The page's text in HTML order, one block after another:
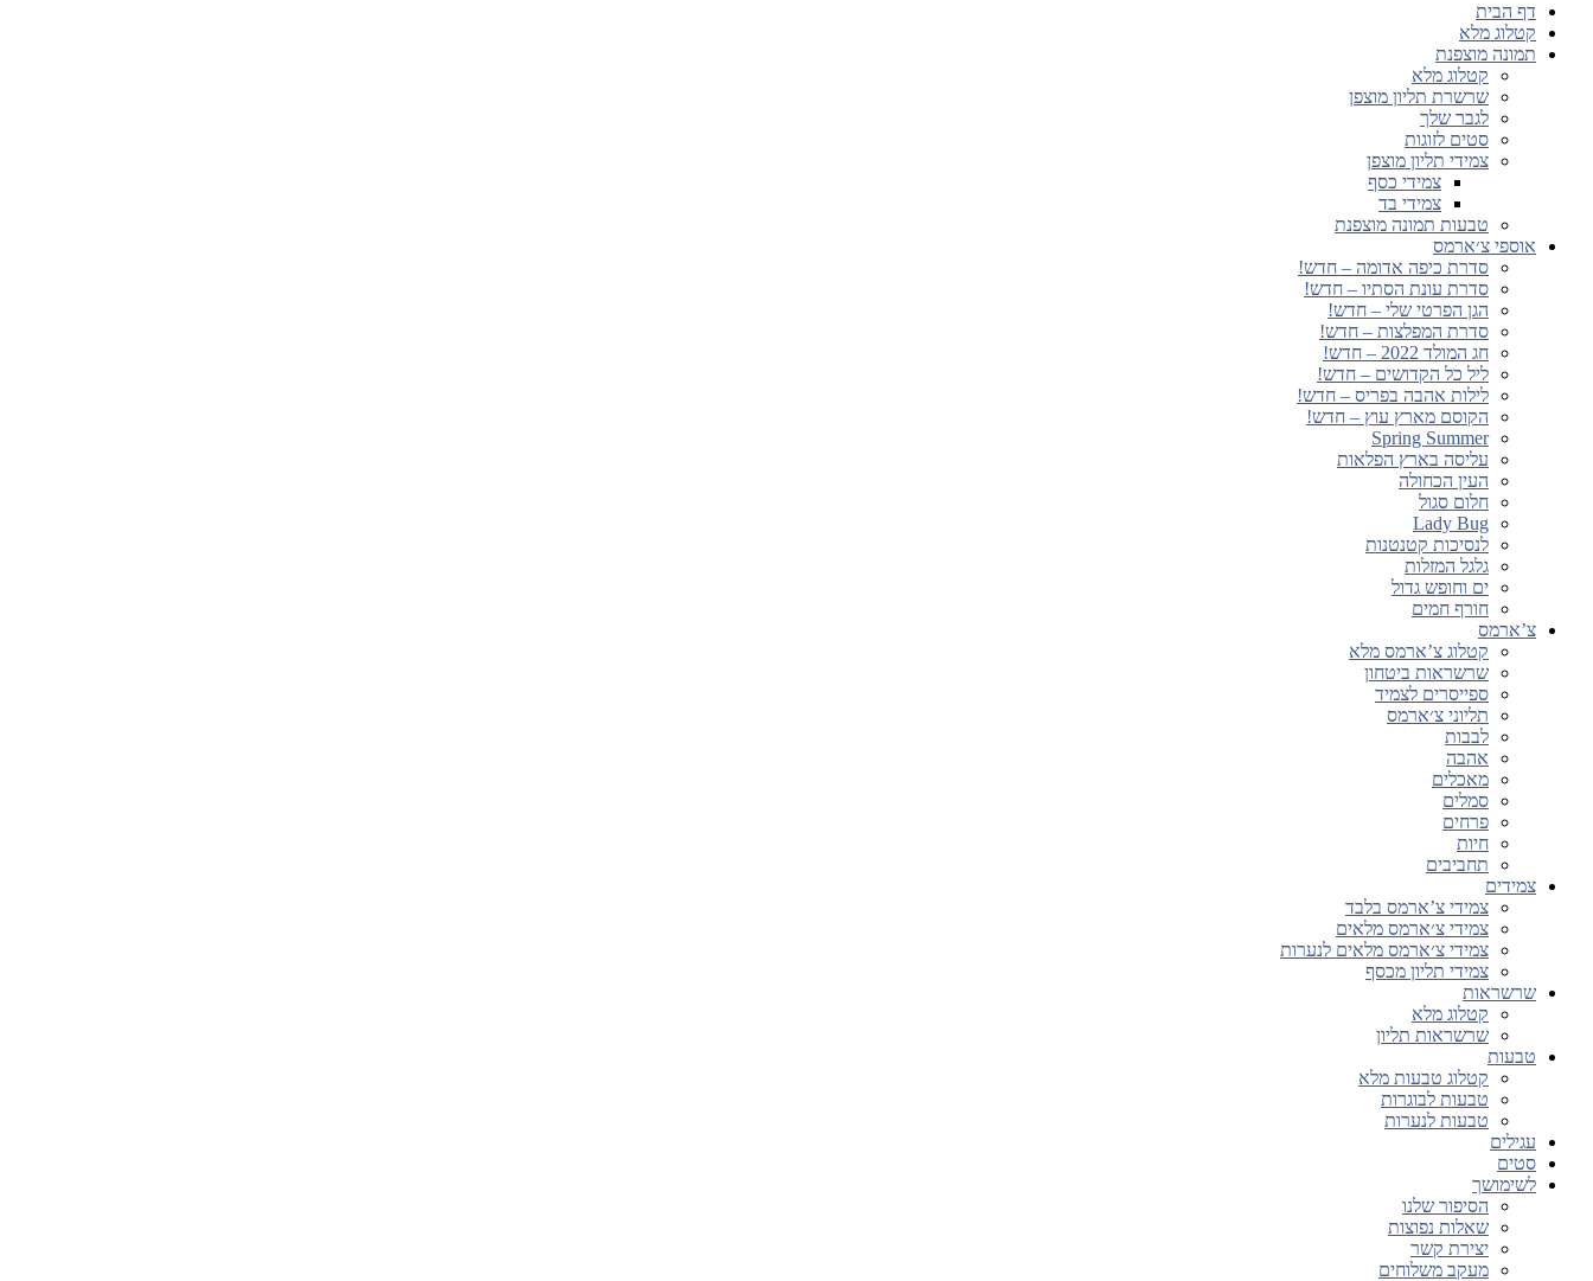
דף הבית
קטלוג מלא
תמונה מוצפנת
קטלוג מלא
שרשרת תליון מוצפן
לגבר שלך
סטים לזוגות
צמידי תליון מוצפן
צמידי כסף
צמידי בד
טבעות תמונה מוצפנת
אוספי צ׳ארמס
סדרת כיפה אדומה – חדש!
סדרת עונת הסתיו – חדש!
הגן הפרטי שלי – חדש!
סדרת המפלצות – חדש!
חג המולד 2022 – חדש!
ליל כל הקדושים – חדש!
לילות אהבה בפריס – חדש!
הקוסם מארץ עוץ – חדש!
Spring Summer
עליסה בארץ הפלאות
העין הכחולה
חלום סגול
Lady Bug
לנסיכות קטנטנות
גלגל המזלות
ים וחופש גדול
חורף חמים
צ’ארמס
קטלוג צ’ארמס מלא
שרשראות ביטחון
ספייסרים לצמיד
תליוני צ׳ארמס
לבבות
אהבה
מאכלים
סמלים
פרחים
חיות
תחביבים
צמידים
צמידי צ’ארמס בלבד
צמידי צ׳ארמס מלאים
צמידי צ׳ארמס מלאים לנערות
צמידי תליון מכסף
שרשראות
קטלוג מלא
שרשראות תליון
טבעות
קטלוג טבעות מלא
טבעות לבוגרות
טבעות לנערות
עגילים
סטים
לשימושך
הסיפור שלנו
שאלות נפוצות
יצירת קשר
מעקב משלוחים